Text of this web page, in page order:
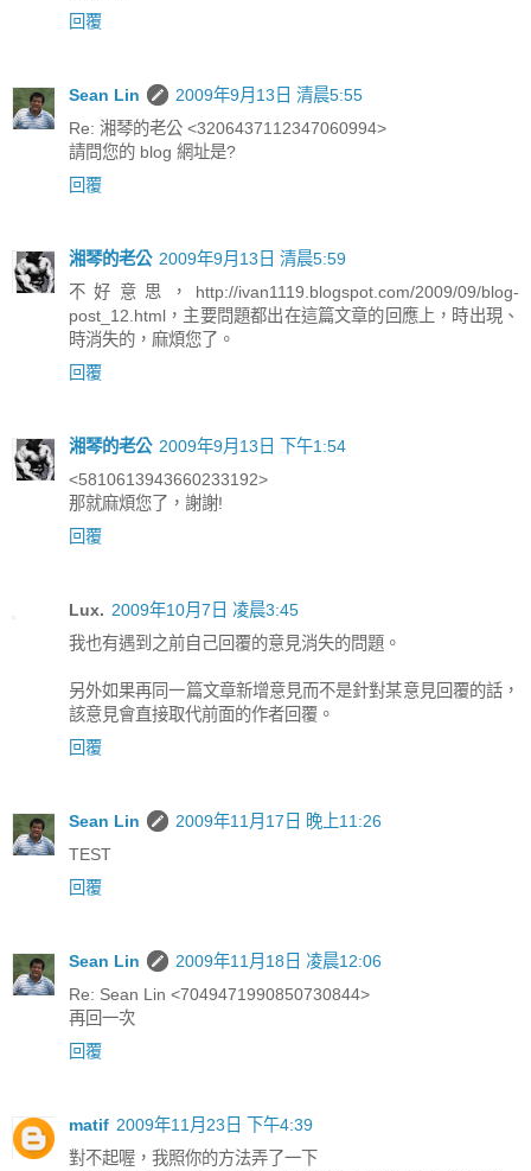
回覆
Sean Lin
2009年9月13日 清晨5:55
Re: 湘琴的老公 <3206437112347060994>
請問您的 blog 網址是?
回覆
湘琴的老公 2009年9月13日 清晨5:59
不好意思，http://ivan1119.blogspot.com/2009/09/blog-
post_12.html，主要問題都出在這篇文章的回應上，時出現、
時消失的，麻煩您了。
回覆
湘琴的老公 2009年9月13日 下午1:54
<5810613943660233192>
那就麻煩您了，謝謝!
回覆
Lux. 2009年10月7日 凌晨3:45
我也有遇到之前自己回覆的意見消失的問題。
另外如果再同一篇文章新增意見而不是針對某意見回覆的話，
該意見會直接取代前面的作者回覆。
回覆
Sean Lin
2009年11月17日 晚上11:26
TEST
回覆
Sean Lin
2009年11月18日 凌晨12:06
Re: Sean Lin <7049471990850730844>
再回一次
回覆
matif 2009年11月23日 下午4:39
對不起喔，我照你的方法弄了一下